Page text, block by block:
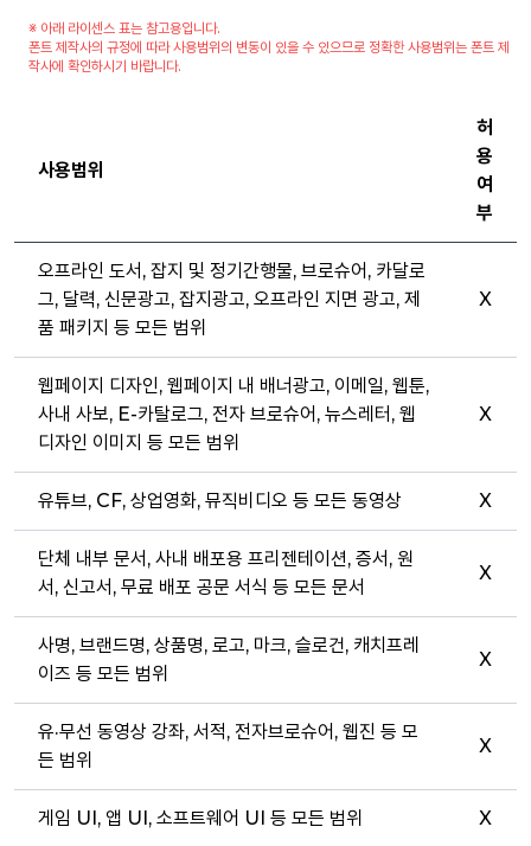
※ 아래 라이센스 표는 참고용입니다.
폰트 제작사의 규정에 따라 사용범위의 변동이 있을 수 있으므로 정확한 사용범위는 폰트 제
작사에 확인하시기 바랍니다.
사용범위
허
용
여
부
오프라인 도서, 잡지 및 정기간행물, 브로슈어, 카달로
그, 달력, 신문광고, 잡지광고, 오프라인 지면 광고, 제
품 패키지 등 모든 범위
X
웹페이지 디자인, 웹페이지 내 배너광고, 이메일, 웹툰,
사내 사보, E-카탈로그, 전자 브로슈어, 뉴스레터, 웹
디자인 이미지 등 모든 범위
X
유튜브, CF, 상업영화, 뮤직비디오 등 모든 동영상 X
단체 내부 문서, 사내 배포용 프리젠테이션, 증서, 원
서, 신고서, 무료 배포 공문 서식 등 모든 문서
X
사명, 브랜드명, 상품명, 로고, 마크, 슬로건, 캐치프레
이즈 등 모든 범위
X
유·무선 동영상 강좌, 서적, 전자브로슈어, 웹진 등 모
든 범위
X
게임 UI, 앱 UI, 소프트웨어 UI 등 모든 범위 X